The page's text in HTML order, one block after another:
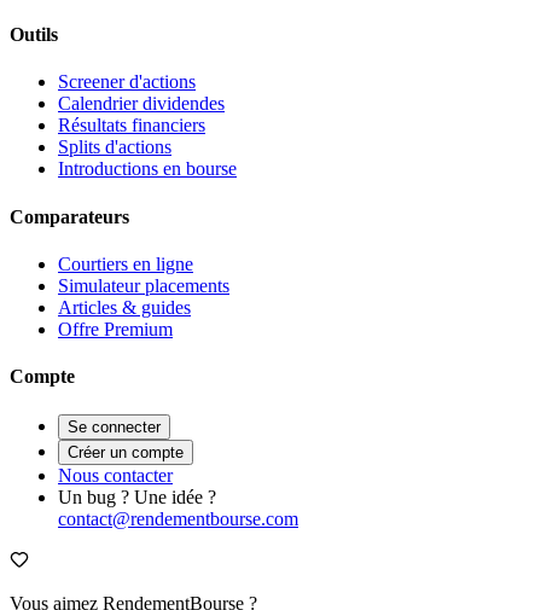
Outils
Screener d'actions
Calendrier dividendes
Résultats financiers
Splits d'actions
Introductions en bourse
Comparateurs
Courtiers en ligne
Simulateur placements
Articles & guides
Offre Premium
Compte
Se connecter
Créer un compte
Nous contacter
Un bug ? Une idée ?
contact@rendementbourse.com
Vous aimez RendementBourse ?